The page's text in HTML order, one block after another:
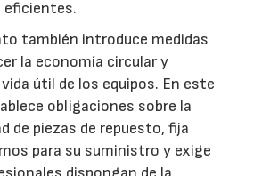
también introduce medidas
la economía circular y
útil de los equipos. En este
obligaciones sobre la
de piezas de repuesto, fija
para su suministro y exige